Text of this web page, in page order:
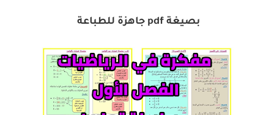
بصيغة pdf جاهزة للطباعة